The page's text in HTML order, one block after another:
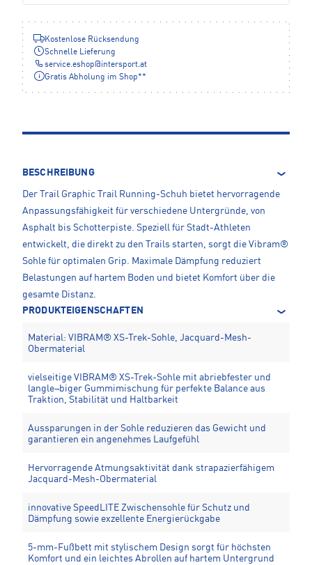
Kostenlose Rücksendung
Schnelle Lieferung
service.eshop@intersport.at
Gratis Abholung im Shop**
BESCHREIBUNG
Der Trail Graphic Trail Running-Schuh bietet hervorragende
Anpassungsfähigkeit für verschiedene Untergründe, von
Asphalt bis Schotterpiste. Speziell für Stadt-Athleten
entwickelt, die direkt zu den Trails starten, sorgt die Vibram®
Sohle für optimalen Grip. Maximale Dämpfung reduziert
Belastungen auf hartem Boden und bietet Komfort über die
gesamte Distanz.
PRODUKTEIGENSCHAFTEN
Material: VIBRAM® XS-Trek-Sohle, Jacquard-Mesh-
Obermaterial
vielseitige VIBRAM® XS-Trek-Sohle mit abriebfester und
langle¬biger Gummimischung für perfekte Balance aus
Traktion, Stabilität und Haltbarkeit
Aussparungen in der Sohle reduzieren das Gewicht und
garantieren ein angenehmes Laufgefühl
Hervorragende Atmungsaktivität dank strapazierfähigem
Jacquard-Mesh-Obermaterial
innovative SpeedLITE Zwischensohle für Schutz und
Dämpfung sowie exzellente Energierückgabe
5-mm-Fußbett mit stylischem Design sorgt für höchsten
Komfort und ein leichtes Abrollen auf hartem Untergrund